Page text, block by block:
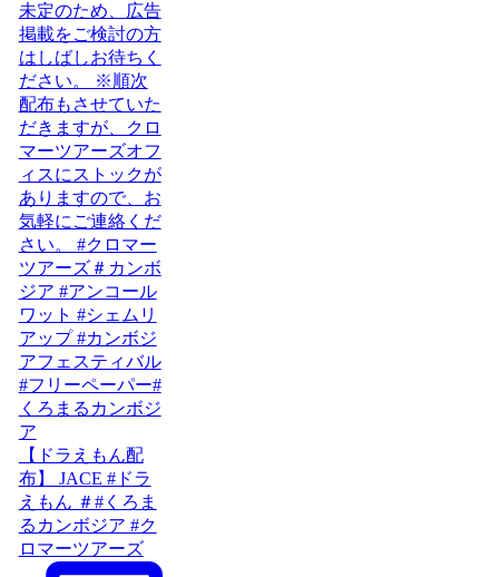
【ドラえもん配
布】 JACE #ドラ
えもん ＃#くろま
るカンボジア #ク
ロマーツアーズ